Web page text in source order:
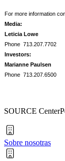
For more information
Media:
Leticia Lowe
Phone 713.207.7702
Investors:
Marianne Paulsen
Phone 713.207.6500
SOURCE
Sobre nosotras